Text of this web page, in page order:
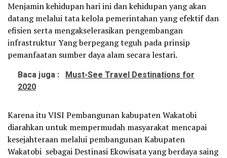
Menjamin kehidupan hari ini dan kehidupan yang akan
datang melalui tata kelola pemerintahan yang efektif dan
efisien serta mengakselerasikan pengembangan
infrastruktur Yang berpegang teguh pada prinsip
pemanfaatan sumber daya alam secara lestari.
Baca juga : Must-See Travel Destinations for
2020
Karena itu VISI Pembangunan kabupaten Wakatobi
diarahkan untuk mempermudah masyarakat mencapai
kesejahteraan melalui pembangunan Kabupaten
Wakatobi sebagai Destinasi Ekowisata yang berdaya saing